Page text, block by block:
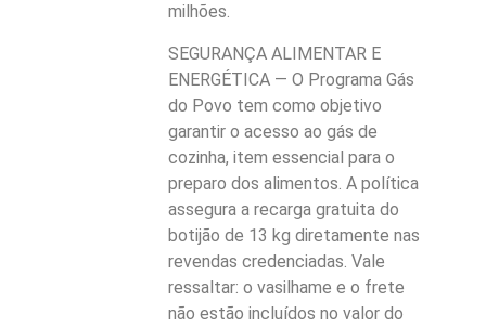
milhões.
SEGURANÇA ALIMENTAR E
ENERGÉTICA — O Programa Gás
do Povo tem como objetivo
garantir o acesso ao gás de
cozinha, item essencial para o
preparo dos alimentos. A política
assegura a recarga gratuita do
botijão de 13 kg diretamente nas
revendas credenciadas. Vale
ressaltar: o vasilhame e o frete
não estão incluídos no valor do